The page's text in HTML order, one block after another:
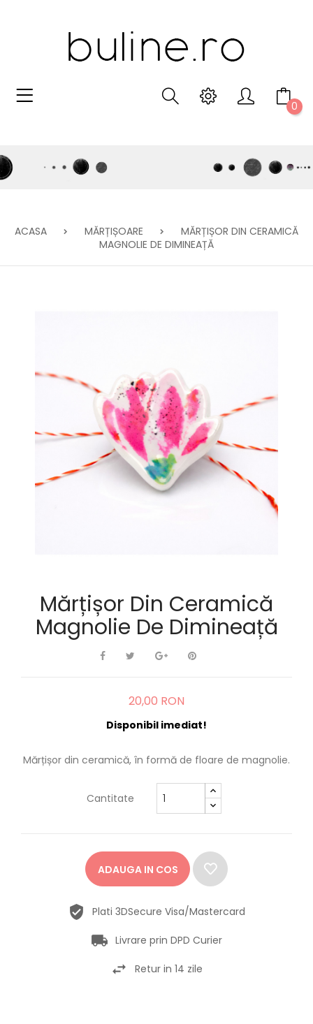
0
ACASA MĂRȚIȘOARE
MĂRȚIȘOR DIN CERAMICĂ
MAGNOLIE DE DIMINEAȚĂ
Mărțișor Din Ceramică
Magnolie De Dimineață
20,00 RON
Disponibil imediat!
Mărțișor din ceramică, în formă de floare de magnolie.
Cantitate
ADAUGA IN COS
Plati 3DSecure Visa/Mastercard
Livrare prin DPD Curier
Retur in 14 zile